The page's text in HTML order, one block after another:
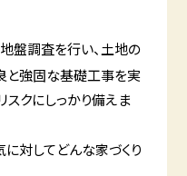
盤調査を行い、土地の
と強固な基礎工事を実
スクにしっかり備えま
対してどんな家づくり